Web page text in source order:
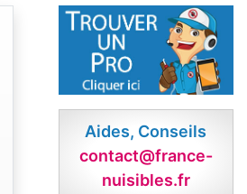
Aides, Conseils
contact@france-
nuisibles.fr